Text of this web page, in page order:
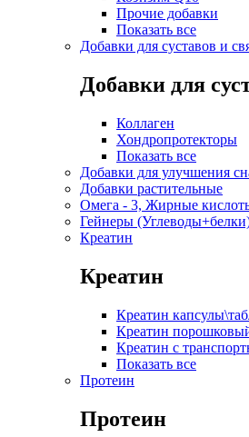
Прочие добавки
Показать все
Добавки для суставов и
Добавки для
Коллаген
Хондропротекторы
Показать все
Добавки для улучшения
Добавки растительные
Омега - 3, Жирные
Гейнеры
Креатин
Креатин
Креатин
Креатин
Креатин с
Показать все
Протеин
Протеин